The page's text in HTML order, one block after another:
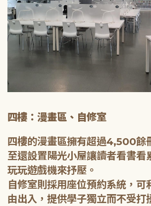
四樓：漫畫區、自修室
四樓的漫畫區擁有超過4,500餘
至還設置陽光小屋讓讀者看書看
玩玩遊戲機來抒壓。
自修室則採用座位預約系統，可
由出入，提供學子獨立而不受打